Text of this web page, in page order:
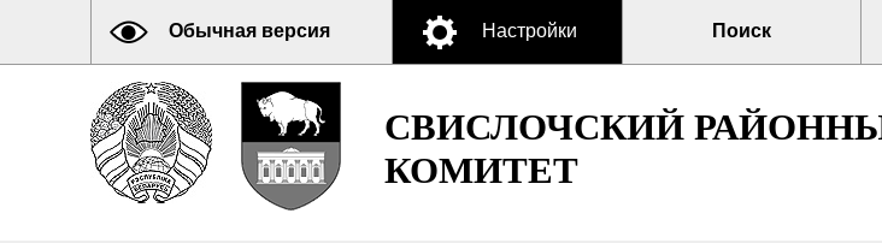
Обычная версия Настройки Поиск
СВИСЛОЧСКИЙ
КОМИТЕТ